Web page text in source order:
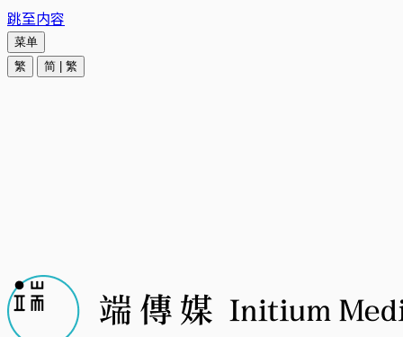
跳至内容
菜单
繁
简 繁